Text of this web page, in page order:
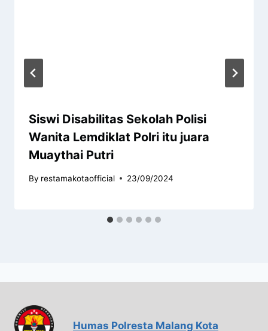
Siswi Disabilitas Sekolah Polisi
Wanita Lemdiklat Polri itu juara
Muaythai Putri
By restamakotaofficial 23/09/2024
Humas Polresta Malang Kota